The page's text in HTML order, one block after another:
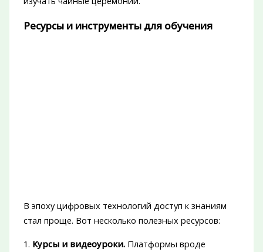
Ресурсы и инструменты для обучения
В эпоху цифровых технологий доступ к знаниям
стал проще. Вот несколько полезных ресурсов:
1. Курсы и видеоуроки.Платформы вроде